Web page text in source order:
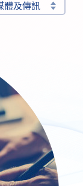
體及傳訊